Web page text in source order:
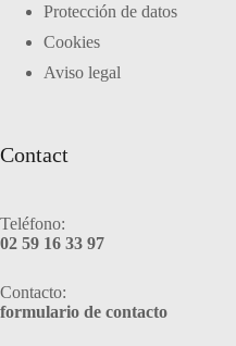
Protección de datos
Cookies
Aviso legal
Contact
Teléfono:
02 59 16 33 97
Contacto:
formulario de contacto